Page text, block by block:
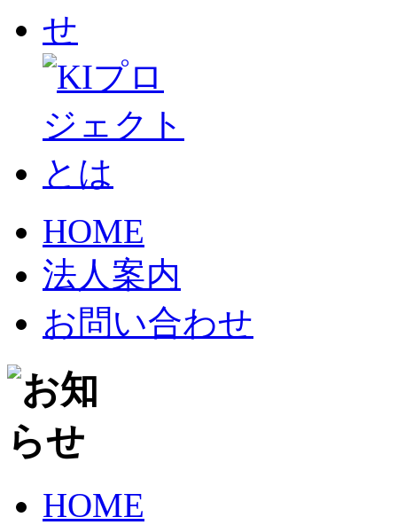
HOME
法人案内
お問い合わせ
HOME